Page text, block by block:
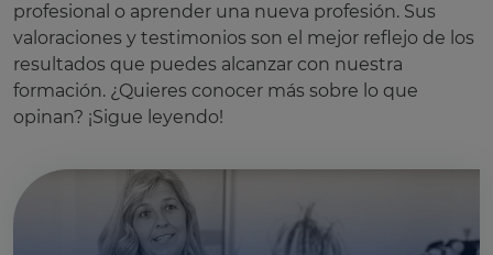
profesional o aprender una nueva profesión. Sus
valoraciones y testimonios son el mejor reflejo de los
resultados que puedes alcanzar con nuestra
formación. ¿Quieres conocer más sobre lo que
opinan? ¡Sigue leyendo!